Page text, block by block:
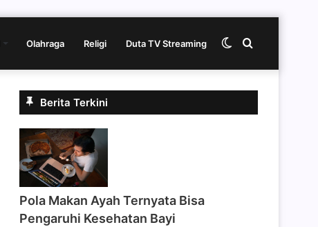
Olahraga Religi Duta TV Streaming Cari
Switch
Berita Terkini
Pola Makan Ayah Ternyata Bisa
Pengaruhi Kesehatan Bayi